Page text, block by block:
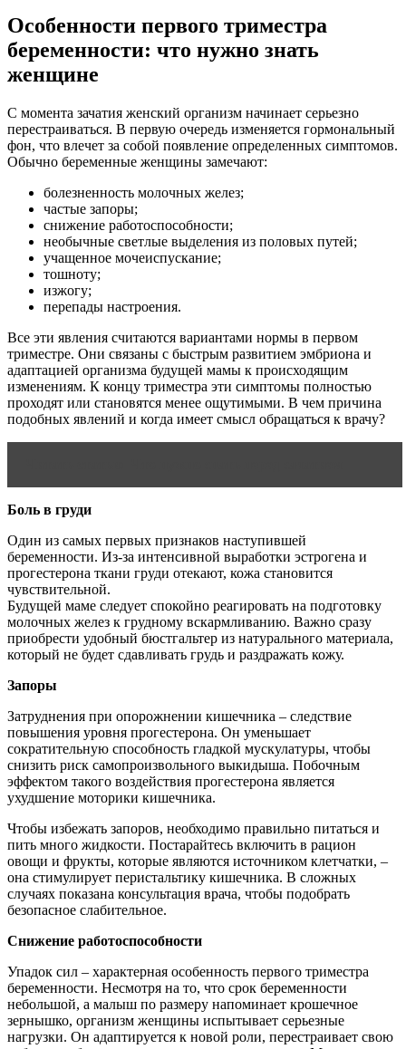
Особенности первого триместра
беременности: что нужно знать
женщине
С момента зачатия женский организм начинает серьезно
перестраиваться. В первую очередь изменяется гормональный
фон, что влечет за собой появление определенных симптомов.
Обычно беременные женщины замечают:
болезненность молочных желез;
частые запоры;
снижение работоспособности;
необычные светлые выделения из половых путей;
учащенное мочеиспускание;
тошноту;
изжогу;
перепады настроения.
Все эти явления считаются вариантами нормы в первом
триместре. Они связаны с быстрым развитием эмбриона и
адаптацией организма будущей мамы к происходящим
изменениям. К концу триместра эти симптомы полностью
проходят или становятся менее ощутимыми. В чем причина
подобных явлений и когда имеет смысл обращаться к врачу?
Боль в груди
Один из самых первых признаков наступившей
беременности. Из-за интенсивной выработки эстрогена и
прогестерона ткани груди отекают, кожа становится
чувствительной.
Будущей маме следует спокойно реагировать на подготовку
молочных желез к грудному вскармливанию. Важно сразу
приобрести удобный бюстгальтер из натурального материала,
который не будет сдавливать грудь и раздражать кожу.
Запоры
Затруднения при опорожнении кишечника – следствие
повышения уровня прогестерона. Он уменьшает
сократительную способность гладкой мускулатуры, чтобы
снизить риск самопроизвольного выкидыша. Побочным
эффектом такого воздействия прогестерона является
ухудшение моторики кишечника.
Чтобы избежать запоров, необходимо правильно питаться и
пить много жидкости. Постарайтесь включить в рацион
овощи и фрукты, которые являются источником клетчатки, –
она стимулирует перистальтику кишечника. В сложных
случаях показана консультация врача, чтобы подобрать
безопасное слабительное.
Снижение работоспособности
Упадок сил – характерная особенность первого триместра
беременности. Несмотря на то, что срок беременности
небольшой, а малыш по размеру напоминает крошечное
зернышко, организм женщины испытывает серьезные
нагрузки. Он адаптируется к новой роли, перестраивает свою